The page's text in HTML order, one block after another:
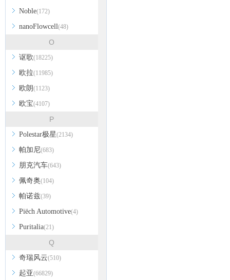
Noble(172)
nanoFlowcell(48)
O
讴歌(18225)
欧拉(11985)
欧朗(1123)
欧宝(4107)
P
Polestar极星(2134)
帕加尼(683)
朋克汽车(643)
佩奇奥(104)
帕诺兹(39)
Piëch Automotive(4)
Puritalia(21)
Q
奇瑞风云(510)
起亚(66829)